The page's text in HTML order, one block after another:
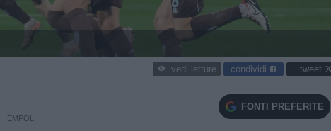
vedi letture condividi tweet
EMPOLI
FONTI PREFERITE